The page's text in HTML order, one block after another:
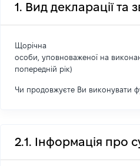
1. Вид декларації та
Щорічна
особи, уповноваженої на
попередній рік)
Чи продовжуєте Ви виконувати
2.1. Інформація про